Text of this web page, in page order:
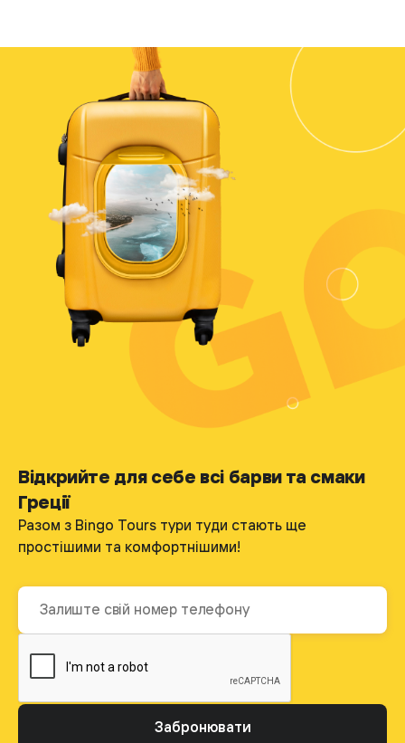
Відкрийте для себе всі барви та смаки
Греції
Разом з Bingo Tours тури туди стають ще
простішими та комфортнішими!
Забронювати